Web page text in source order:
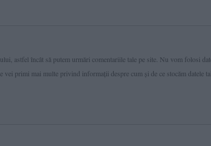
astfel încât să putem urmări comentariile tale pe site. Nu vom folosi
primi mai multe privind informaţii despre cum și de ce stocăm datele